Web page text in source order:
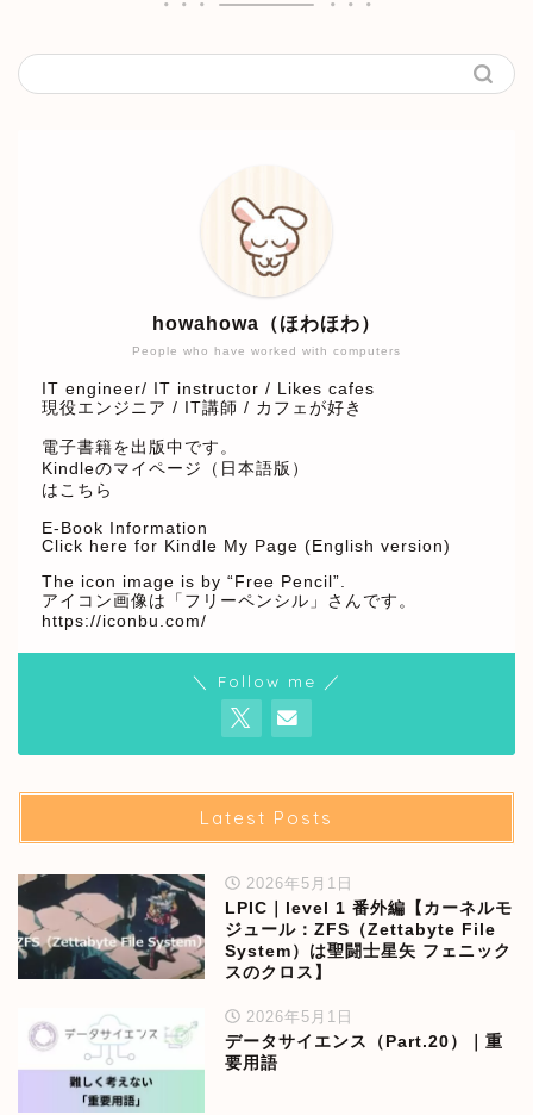
People who have worked with computers
howahowa（ほわほわ）
IT engineer/ IT instructor / Likes cafes
現役エンジニア / IT講師 / カフェが好き
電子書籍を出版中です。
Kindleのマイページ（日本語版）
はこちら
E-Book Information
Click here for Kindle My Page (English version)
The icon image is by “Free Pencil”.
アイコン画像は「フリーペンシル」さんです。
https://iconbu.com/
＼ Follow me ／
Latest Posts
2026年5月1日
LPIC｜level 1 番外編【カーネルモ
ジュール：ZFS（Zettabyte File
System）は聖闘士星矢 フェニック
スのクロス】
2026年5月1日
データサイエンス（Part.20）｜重
要用語